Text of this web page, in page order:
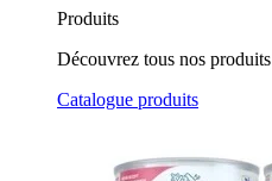
Produits
Découvrez tous nos produits
Catalogue produits